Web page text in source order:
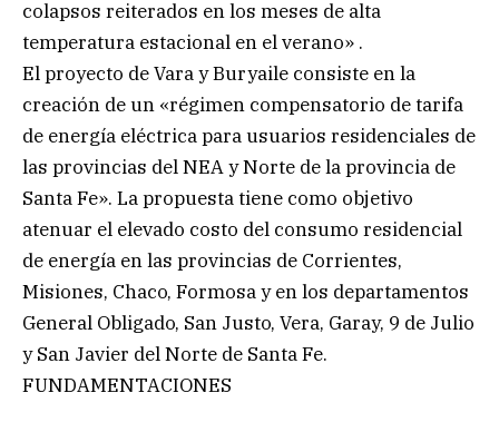
colapsos reiterados en los meses de alta
temperatura estacional en el verano» .
El proyecto de Vara y Buryaile consiste en la
creación de un «régimen compensatorio de tarifa
de energía eléctrica para usuarios residenciales de
las provincias del NEA y Norte de la provincia de
Santa Fe». La propuesta tiene como objetivo
atenuar el elevado costo del consumo residencial
de energía en las provincias de Corrientes,
Misiones, Chaco, Formosa y en los departamentos
General Obligado, San Justo, Vera, Garay, 9 de Julio
y San Javier del Norte de Santa Fe.
FUNDAMENTACIONES